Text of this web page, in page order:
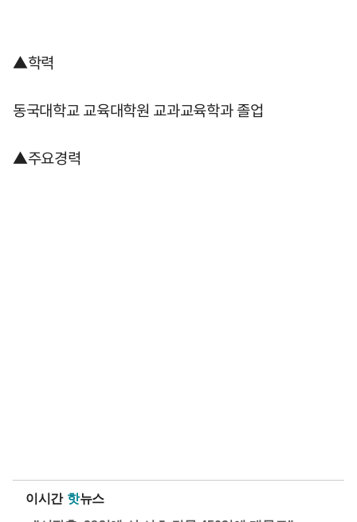
▲학력
동국대학교 교육대학원 교과교육학과 졸업
▲주요경력
이시간 핫뉴스